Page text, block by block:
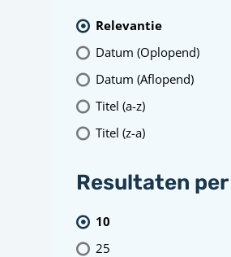
Relevantie
Datum (Oplopend)
Datum (Aflopend)
Titel (a-z)
Titel (z-a)
Resultaten
10
25